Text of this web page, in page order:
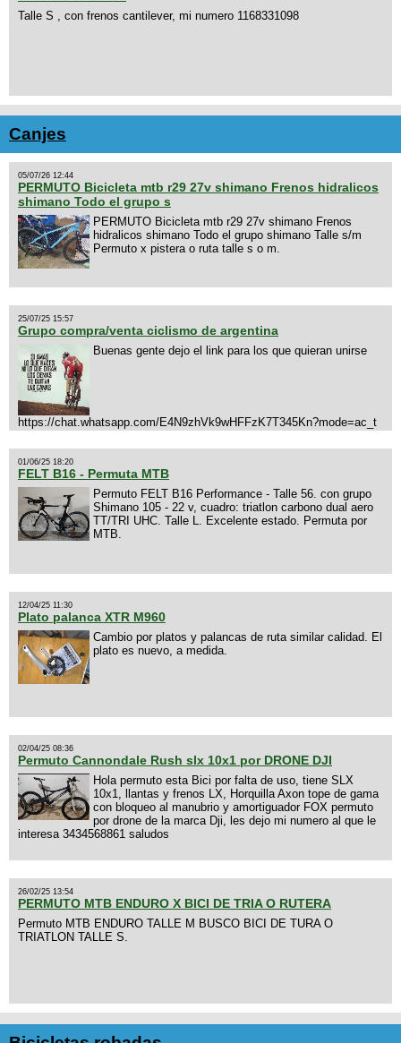
Talle S , con frenos cantilever, mi numero 1168331098
Canjes
05/07/26 12:44
PERMUTO Bicicleta mtb r29 27v shimano Frenos hidralicos
shimano Todo el grupo s
PERMUTO Bicicleta mtb r29 27v shimano Frenos
hidralicos shimano Todo el grupo shimano Talle s/m
Permuto x pistera o ruta talle s o m.
25/07/25 15:57
Grupo compra/venta ciclismo de argentina
Buenas gente dejo el link para los que quieran unirse
https://chat.whatsapp.com/E4N9zhVk9wHFFzK7T345Kn?mode=ac_t
01/06/25 18:20
FELT B16 - Permuta MTB
Permuto FELT B16 Performance - Talle 56. con grupo
Shimano 105 - 22 v, cuadro: triatlon carbono dual aero
TT/TRI UHC. Talle L. Excelente estado. Permuta por
MTB.
12/04/25 11:30
Plato palanca XTR M960
Cambio por platos y palancas de ruta similar calidad. El
plato es nuevo, a medida.
02/04/25 08:36
Permuto Cannondale Rush slx 10x1 por DRONE DJI
Hola permuto esta Bici por falta de uso, tiene SLX
10x1, llantas y frenos LX, Horquilla Axon tope de gama
con bloqueo al manubrio y amortiguador FOX permuto
por drone de la marca Dji, les dejo mi numero al que le
interesa 3434568861 saludos
26/02/25 13:54
PERMUTO MTB ENDURO X BICI DE TRIA O RUTERA
Permuto MTB ENDURO TALLE M BUSCO BICI DE TURA O
TRIATLON TALLE S.